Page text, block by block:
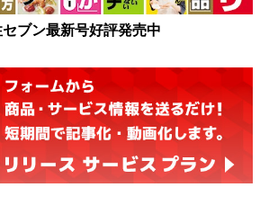
ブン最新号好評発売中